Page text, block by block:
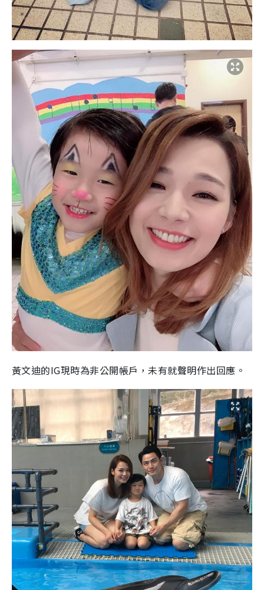
黃文迪的IG現時為非公開帳戶，未有就聲明作出回應。